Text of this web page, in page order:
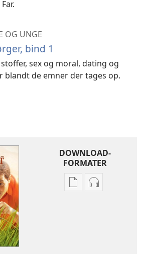
OG UNGE
bind 1
sex og moral, dating og
blandt de emner der tages op.
DOWNLOAD-
FORMATER
IndstillingerIndstillinger